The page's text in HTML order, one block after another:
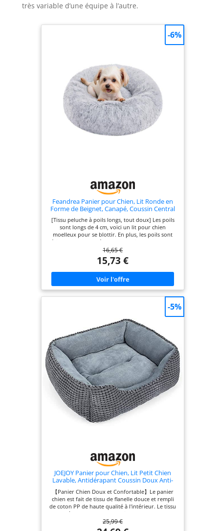
très variable d’une équipe à l’autre.
Feandrea Panier pour Chien, Lit Ronde en
Forme de Beignet, Canapé, Coussin Central
Amovible et Lavable, Tissu Peluche Doux,
Ø50 cm, Gris Ombré PGW037G01
[Tissu peluche à poils longs, tout doux] Les poils
sont longs de 4 cm, voici un lit pour chien
moelleux pour se blottir. En plus, les poils sont
résistants et ne se détache pas facilement. Ne vous
inquiétez pas que votre chien les mâchent [Bien
rembourré, bon sommeil] Ce panier pour chien
de 20 cm d'épaisseur est rempli à ras bord de
coton PP, un confort sans fin pour bien dormir
[Housse lavable, nettoyage facile] Grâce à la
fermeture éclair en bas de ce lit, vous pouvez
retirer le coussin central, laver le reste et vous
de garder une vie hygiénique pour vous et votre
animal [Pas de glissement, pas d'inquiétude] Des
picots en caoutchouc antidérapants sur le fond
empêchent ce canapé de glisser. Votre chien se
sent en sécurité lorsqu'il entre et sort, surtout
pour les chiens âgés et les chiots énergiques [Taille
et conseils] La taille de ce panier est de 50 x 20 cm
(Ø x H), idéal pour les chiens jusqu'à 5,5 kg. Il est
livré dans un emballage sous vide. Secouez-le
avant l’utilisation pour qu'il reprenne à sa taille
normale
16,65 €
15,73 €
-6%
JOEJOY Panier pour Chien, Lit Petit Chien
Lavable, Antidérapant Coussin Doux Anti-
anxiété pour Petit Chiens et Chats,
51x48x15cm
【Panier Chien Doux et Confortable】Le panier
chien est fait de tissu de flanelle douce et rempli
de coton PP de haute qualité à l'intérieur. Le tissu
est très confortable et respirant. Apparence -
Design élégant en grains de maïs. Fournit un
confort de couchage doux pour que les animaux
25,99 €
-5%